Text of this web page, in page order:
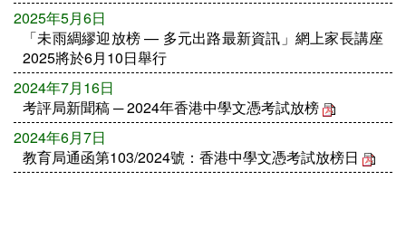
2025年5月6日
「未雨綢繆迎放榜 — 多元出路最新資訊」網上家長講座
2025將於6月10日舉行
2024年7月16日
考評局新聞稿 ─ 2024年香港中學文憑考試放榜
2024年6月7日
教育局通函第103/2024號：香港中學文憑考試放榜日